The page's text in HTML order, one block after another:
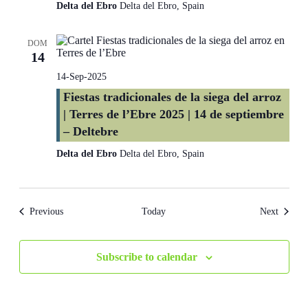
Delta del Ebro Delta del Ebro, Spain
DOM
14
14-Sep-2025
Fiestas tradicionales de la siega del arroz
| Terres de l’Ebre 2025 | 14 de septiembre
– Deltebre
Delta del Ebro Delta del Ebro, Spain
PreviousEvents Today NextEvents
Subscribe to calendar